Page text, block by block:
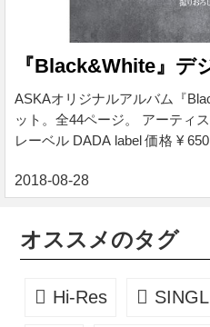
『Black&White』デ
ASKAオリジナルアルバム『
ット。全44ページ。 アーティ
レーベル DADA label 価格 ¥
クレット ASKAオリジナルアル
ライター 島田 諭氏によるイン
オススメのタグ
Hi-Res